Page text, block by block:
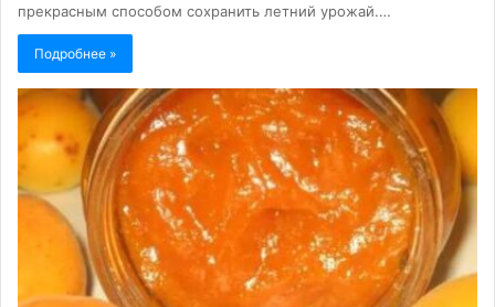
прекрасным способом сохранить летний урожай.…
Подробнее »